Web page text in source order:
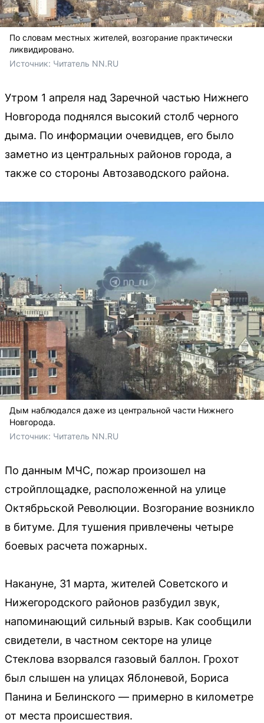
По словам местных жителей, возгорание практически
ликвидировано.
Источник: Читатель NN.RU
Утром 1 апреля над Заречной частью Нижнего
Новгорода поднялся высокий столб черного
дыма. По информации очевидцев, его было
заметно из центральных районов города, а
также со стороны Автозаводского района.
Дым наблюдался даже из центральной части Нижнего
Новгорода.
Источник: Читатель NN.RU
По данным МЧС, пожар произошел на
стройплощадке, расположенной на улице
Октябрьской Революции. Возгорание возникло
в битуме. Для тушения привлечены четыре
боевых расчета пожарных.
Накануне, 31 марта, жителей Советского и
Нижегородского районов разбудил звук,
напоминающий сильный взрыв. Как сообщили
свидетели, в частном секторе на улице
Стеклова взорвался газовый баллон. Грохот
был слышен на улицах Яблоневой, Бориса
Панина и Белинского — примерно в километре
от места происшествия.